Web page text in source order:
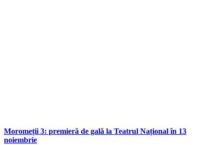
Moromeții 3: premieră de gală la Teatrul Național în 13
noiembrie